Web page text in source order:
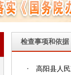
检查事项和依据
· 高阳县人